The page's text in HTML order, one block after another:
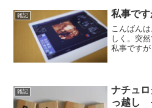
たよりも田
夜遅くつ
雑記 私事で
こんばん
しく。突
私事です
月目に入
雑記
ナチュ
っ越し